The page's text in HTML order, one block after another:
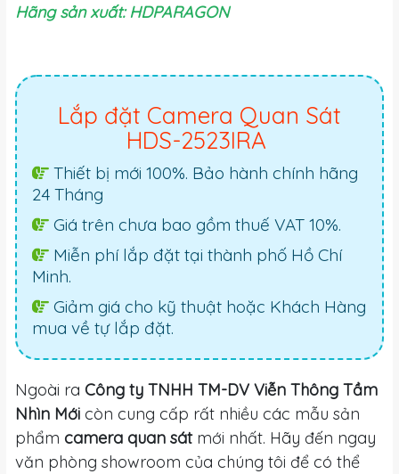
Hãng sản xuất: HDPARAGON
Lắp đặt Camera Quan Sát
HDS-2523IRA
Thiết bị mới 100%. Bảo hành chính hãng
24 Tháng
Giá trên chưa bao gồm thuế VAT 10%.
Miễn phí lắp đặt tại thành phố Hồ Chí
Minh.
Giảm giá cho kỹ thuật hoặc Khách Hàng
mua về tự lắp đặt.
Ngoài ra Công ty TNHH TM-DV Viễn Thông Tầm
Nhìn Mới còn cung cấp rất nhiều các mẫu sản
phẩm camera quan sátmới nhất. Hãy đến ngay
văn phòng showroom của chúng tôi để có thể